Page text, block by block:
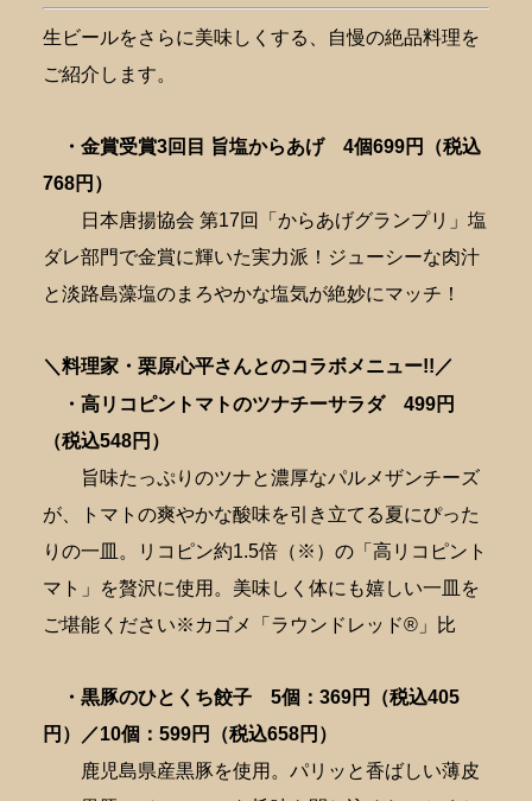
生ビールをさらに美味しくする、自慢の絶品料理を
ご紹介します。
・金賞受賞3回目 旨塩からあげ 4個699円（税込
768円）
日本唐揚協会 第17回「からあげグランプリ」塩
ダレ部門で金賞に輝いた実力派！ジューシーな肉汁
と淡路島藻塩のまろやかな塩気が絶妙にマッチ！
＼料理家・栗原心平さんとのコラボメニュー!!／
・高リコピントマトのツナチーサラダ 499円
（税込548円）
旨味たっぷりのツナと濃厚なパルメザンチーズ
が、トマトの爽やかな酸味を引き立てる夏にぴった
りの一皿。リコピン約1.5倍（※）の「高リコピント
マト」を贅沢に使用。美味しく体にも嬉しい一皿を
ご堪能ください※カゴメ「ラウンドレッド®」比
・黒豚のひとくち餃子 5個：369円（税込405
円）／10個 ：599円（税込658円）
鹿児島県産黒豚を使用。パリッと香ばしい薄皮